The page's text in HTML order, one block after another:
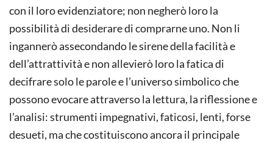
con il loro evidenziatore; non negherò loro la
possibilità di desiderare di comprarne uno. Non li
ingannerò assecondando le sirene della facilità e
dell’attrattività e non allevierò loro la fatica di
decifrare solo le parole e l’universo simbolico che
possono evocare attraverso la lettura, la riflessione e
l’analisi: strumenti impegnativi, faticosi, lenti, forse
desueti, ma che costituiscono ancora il principale